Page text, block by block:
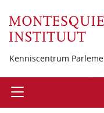
Kenniscentrum
Open